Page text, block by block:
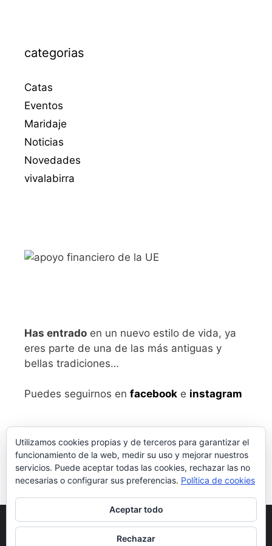
categorias
Catas
Eventos
Maridaje
Noticias
Novedades
vivalabirra
Has entrado en un nuevo estilo de vida, ya
eres parte de una de las más antiguas y
bellas tradiciones…
Puedes seguirnos en facebook e instagram
Aviso legaly Política de Privacidad
Utilizamos cookies propias y de terceros para garantizar el
funcionamiento de la web, medir su uso y mejorar nuestros
servicios. Puede aceptar todas las cookies, rechazar las no
necesarias o configurar sus preferencias. Política de cookies
Aceptar todo
Rechazar